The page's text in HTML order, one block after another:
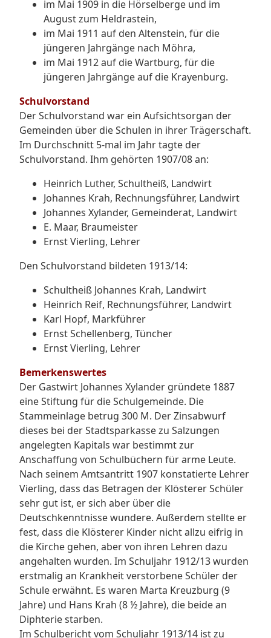
im Mai 1909 in die Hörselberge und im
August zum Heldrastein,
im Mai 1911 auf den Altenstein, für die
jüngeren Jahrgänge nach Möhra,
im Mai 1912 auf die Wartburg, für die
jüngeren Jahrgänge auf die Krayenburg.
Schulvorstand
Der Schulvorstand war ein Aufsichtsorgan der
Gemeinden über die Schulen in ihrer Trägerschaft.
Im Durchschnitt 5-mal im Jahr tagte der
Schulvorstand. Ihm gehörten 1907/08 an:
Heinrich Luther, Schultheiß, Landwirt
Johannes Krah, Rechnungsführer, Landwirt
Johannes Xylander, Gemeinderat, Landwirt
E. Maar, Braumeister
Ernst Vierling, Lehrer
Den Schulvorstand bildeten 1913/14:
Schultheiß Johannes Krah, Landwirt
Heinrich Reif, Rechnungsführer, Landwirt
Karl Hopf, Markführer
Ernst Schellenberg, Tüncher
Ernst Vierling, Lehrer
Bemerkenswertes
Der Gastwirt Johannes Xylander gründete 1887
eine Stiftung für die Schulgemeinde. Die
Stammeinlage betrug 300 M. Der Zinsabwurf
dieses bei der Stadtsparkasse zu Salzungen
angelegten Kapitals war bestimmt zur
Anschaffung von Schulbüchern für arme Leute.
Nach seinem Amtsantritt 1907 konstatierte Lehrer
Vierling, dass das Betragen der Klösterer Schüler
sehr gut ist, er sich aber über die
Deutschkenntnisse wundere. Außerdem stellte er
fest, dass die Klösterer Kinder nicht allzu eifrig in
die Kirche gehen, aber von ihren Lehren dazu
angehalten wurden. Im Schuljahr 1912/13 wurden
erstmalig an Krankheit verstorbene Schüler der
Schule erwähnt. Es waren Marta Kreuzburg (9
Jahre) und Hans Krah (8 ½ Jahre), die beide an
Diphterie starben.
Im Schulbericht vom Schuljahr 1913/14 ist zu